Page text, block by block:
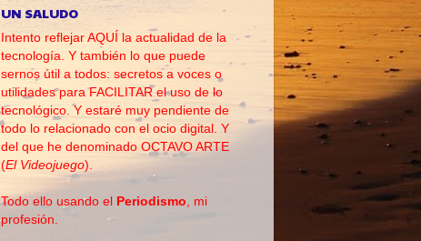
UN SALUDO
Intento reflejar AQUÍ la actualidad de la
tecnología. Y también lo que puede
sernos útil a todos: secretos a voces o
utilidades para FACILITAR el uso de lo
tecnológico. Y estaré muy pendiente de
todo lo relacionado con el ocio digital. Y
del que he denominado OCTAVO ARTE
(El Videojuego).
Todo ello usando el Periodismo , mi
profesión.